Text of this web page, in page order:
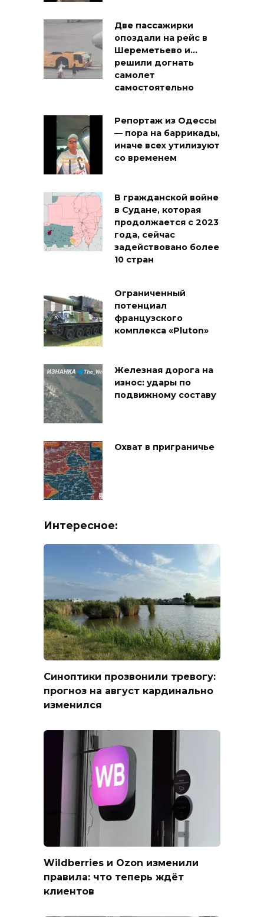
Две пассажирки
опоздали на рейс в
Шереметьево и…
решили догнать
самолет
самостоятельно
Репортаж из Одессы
— пора на баррикады,
иначе всех утилизуют
со временем
В гражданской войне
в Судане, которая
продолжается с 2023
года, сейчас
задействовано более
10 стран
Ограниченный
потенциал
французского
комплекса «Pluton»
Железная дорога на
износ: удары по
подвижному составу
Охват в приграничье
Интересное:
Синоптики прозвонили тревогу:
прогноз на август кардинально
изменился
Wildberries и Ozon изменили
правила: что теперь ждёт
клиентов